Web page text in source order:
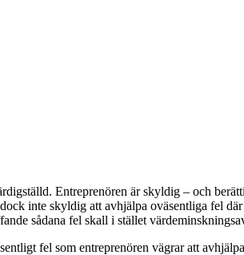
Entreprenören är skyldig – och
inte skyldig att avhjälpa oväsentliga fel
sådana fel skall i stället
fel som entreprenören vägrar att